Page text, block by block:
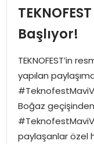
SIYASET
DÜNYA
SPOR
TEKNOLOJI
SAĞLIK
Başlıyor!
TEKNOFEST’in
yapılan
Boğaz
paylaşanlar özel